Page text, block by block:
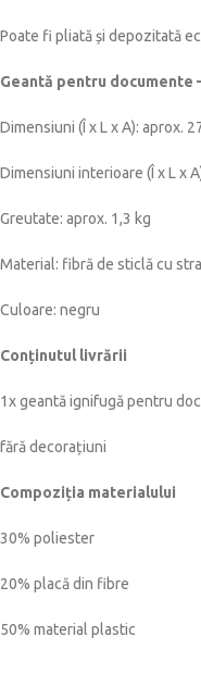
Poate fi pliată și depozitată
Geantă pentru documente
Dimensiuni (Î x L x A): aprox.
Dimensiuni interioare (Î x L x
Greutate: aprox. 1,3 kg
Material: fibră de sticlă cu
Culoare: negru
Conținutul livrării
1x geantă ignifugă pentru
fără decorațiuni
Compoziția materialului
30% poliester
20% placă din fibre
50% material plastic